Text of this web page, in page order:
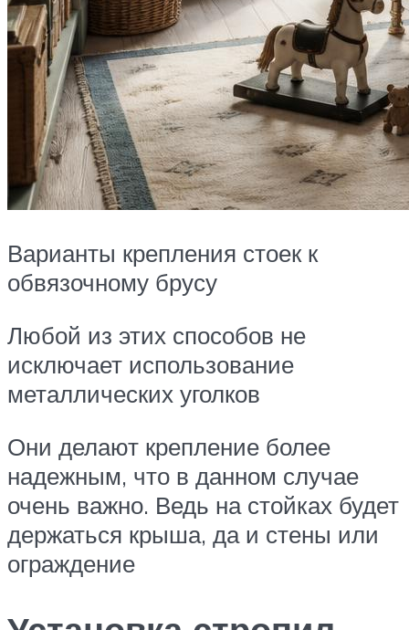
Варианты крепления стоек к
обвязочному брусу
Любой из этих способов не
исключает использование
металлических уголков
Они делают крепление более
надежным, что в данном случае
очень важно. Ведь на стойках будет
держаться крыша, да и стены или
ограждение